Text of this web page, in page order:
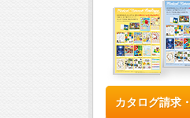
カタログ請求